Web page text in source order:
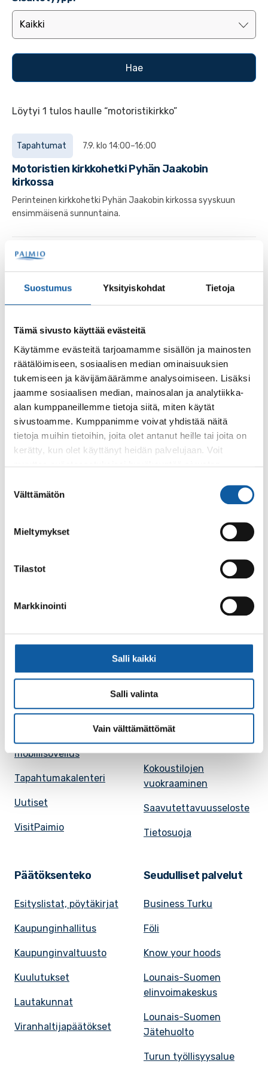
Suostumus Yksityiskohdat Tietoja
Tämä sivusto käyttää evästeitä
Käytämme evästeitä tarjoamamme sisällön ja mainosten
räätälöimiseen, sosiaalisen median ominaisuuksien
tukemiseen ja kävijämäärämme analysoimiseen. Lisäksi
jaamme sosiaalisen median, mainosalan ja analytiikka-
alan kumppaneillemme tietoja siitä, miten käytät
sivustoamme. Kumppanimme voivat yhdistää näitä
tietoja muihin tietoihin, joita olet antanut heille tai joita on
kerätty, kun olet käyttänyt heidän palvelujaan. Voit
valinta
Välttämätön
Mieltymykset
Tilastot
Markkinointi
Salli kaikki
Salli valinta
Vain välttämättömät
Löytyi 1 tulos haulle “motoristikirkko”
Tapahtumat 7.9. klo 14:00–16:00
Motoristien kirkkohetki Pyhän Jaakobin
kirkossa
Perinteinen kirkkohetki Pyhän Jaakobin kirkossa syyskuun
ensimmäisenä sunnuntaina.
Palaute
Käyntiosoite: Vistantie 18
Postiosoite: PL 50, 21531 PAIMIO
Vaihde: (02) 474 511
Sähköposti:paimio.kaupunki@paimio.fi
Paimio-tieto
Ruokalista, Ansku
mobiilisovellus
Tapahtumakalenteri
Uutiset
VisitPaimio
julkisuuskuvaus
Avoimet työpaikat
Kaupungille osoitetut
laskut
Kokoustilojen
vuokraaminen
Saavutettavuusseloste
Tietosuoja
Päätöksenteko
Esityslistat, pöytäkirjat
Kaupunginhallitus
Kaupunginvaltuusto
Kuulutukset
Lautakunnat
Viranhaltijapäätökset
Seudulliset palvelut
Business Turku
Föli
Know your hoods
Lounais-Suomen
elinvoimakeskus
Lounais-Suomen
Jätehuolto
Turun työllisyysalue